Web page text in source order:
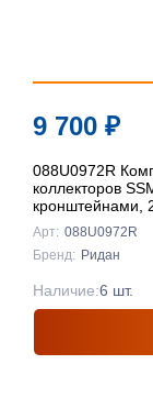
9 700 ₽
088U0972R
коллекторов
кронштейнами,
Ридан
Арт: 088U0972R
Бренд: Ридан
Наличие:6 шт.